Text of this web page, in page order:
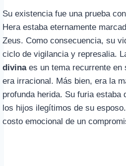
Su existencia fue una prueba
Hera estaba eternamente
Zeus. Como consecuencia, su
ciclo de vigilancia y represalia.
divinaes un tema recurrente en
era irracional. Más bien, era la
profunda herida. Su furia estaba
los hijos ilegítimos de su
costo emocional de un